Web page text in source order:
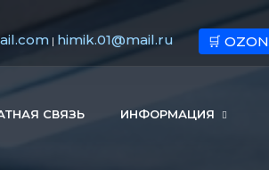
| himik.01@mail.ru 🛒 OZON
СВЯЗЬ ИНФОРМАЦИЯ